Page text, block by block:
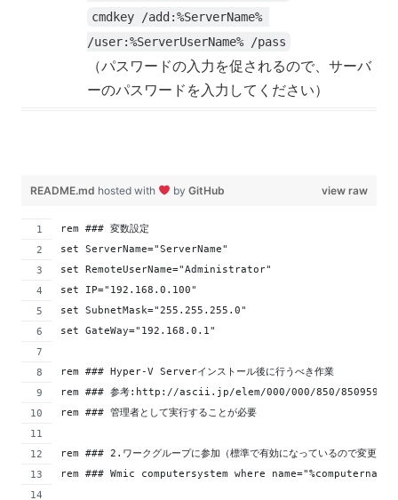
cmdkey /add:%ServerName%
/user:%ServerUserName% /pass
（パスワードの入力を促されるので、サーバ
ーのパスワードを入力してください）
view raw
README.md hosted with by GitHub
rem ### 変数設定
set ServerName="ServerName"
set RemoteUserName="Administrator"
set IP="192.168.0.100"
set SubnetMask="255.255.255.0"
set GateWay="192.168.0.1"
rem ### Hyper-V Serverインストール後に行うべき作業
rem ### 参考:http://ascii.jp/elem/000/000/850/850959/
rem ### 管理者として実行することが必要
rem ### 2.ワークグループに参加（標準で有効になっているので変更の必
rem ### Wmic computersystem where